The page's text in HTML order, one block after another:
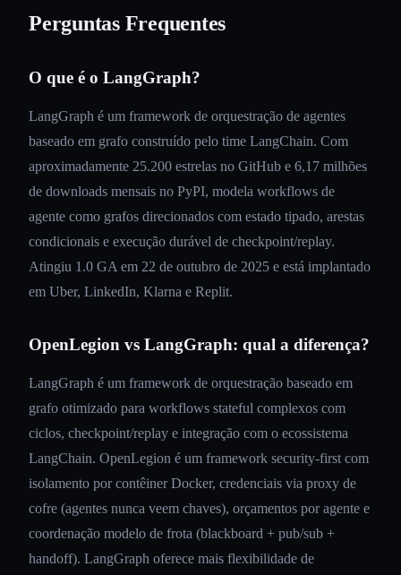
Perguntas Frequentes
O que é o LangGraph?
LangGraph é um framework de orquestração de agentes
baseado em grafo construído pelo time LangChain. Com
aproximadamente 25.200 estrelas no GitHub e 6,17 milhões
de downloads mensais no PyPI, modela workflows de
agente como grafos direcionados com estado tipado, arestas
condicionais e execução durável de checkpoint/replay.
Atingiu 1.0 GA em 22 de outubro de 2025 e está implantado
em Uber, LinkedIn, Klarna e Replit.
OpenLegion vs LangGraph: qual a diferença?
LangGraph é um framework de orquestração baseado em
grafo otimizado para workflows stateful complexos com
ciclos, checkpoint/replay e integração com o ecossistema
LangChain. OpenLegion é um framework security-first com
isolamento por contêiner Docker, credenciais via proxy de
cofre (agentes nunca veem chaves), orçamentos por agente e
coordenação modelo de frota (blackboard + pub/sub +
handoff). LangGraph oferece mais flexibilidade de